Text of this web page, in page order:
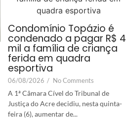
Condomínio Topázio é
condenado a pagar R$ 4
mil a família de criança
ferida em quadra
esportiva
06/08/2026 / No Comments
A 1ª Câmara Cível do Tribunal de
Justiça do Acre decidiu, nesta quinta-
feira (6), aumentar de...